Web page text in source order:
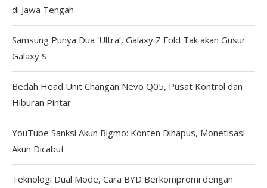
di Jawa Tengah
Samsung Punya Dua ‘Ultra’, Galaxy Z Fold Tak akan Gusur
Galaxy S
Bedah Head Unit Changan Nevo Q05, Pusat Kontrol dan
Hiburan Pintar
YouTube Sanksi Akun Bigmo: Konten Dihapus, Monetisasi
Akun Dicabut
Teknologi Dual Mode, Cara BYD Berkompromi dengan